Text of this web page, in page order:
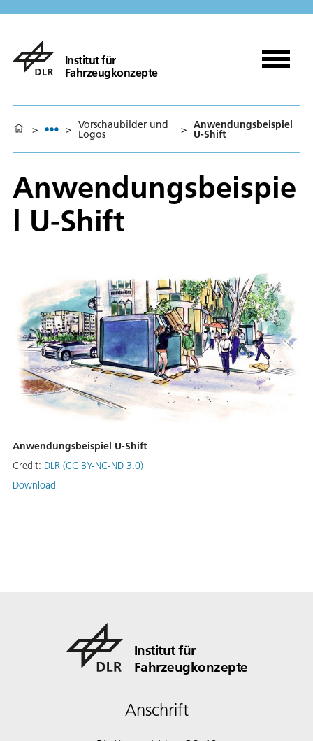
Institut für
Fahrzeugkonzepte
> > Vorschaubilder und
Logos > Anwendungsbeispiel
U-Shift
Anwendungsbeispie
l U-Shift
Anwendungsbeispiel U-Shift
Credit: DLR (CC BY-NC-ND 3.0)
Download
Institut für
Fahrzeugkonzepte
Anschrift